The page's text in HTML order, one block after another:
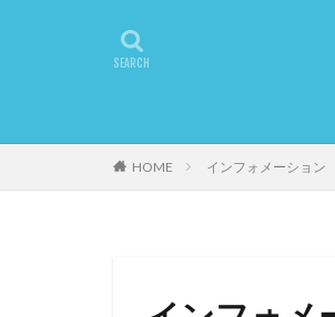
HOME インフォメーション